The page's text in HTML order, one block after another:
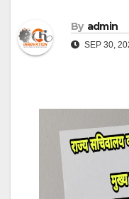
By admin
SEP 30,